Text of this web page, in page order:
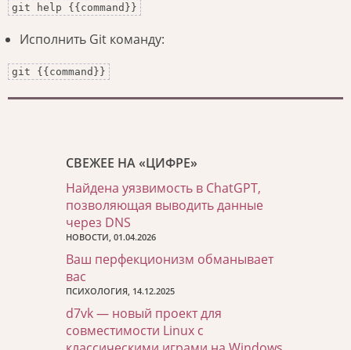
git help {{command}}
Исполнить Git команду:
git {{command}}
СВЕЖЕЕ НА «ЦИФРЕ»
Найдена уязвимость в ChatGPT,
позволяющая выводить данные
через DNS
НОВОСТИ, 01.04.2026
Ваш перфекционизм обманывает
вас
ПСИХОЛОГИЯ, 14.12.2025
d7vk — новый проект для
совместимости Linux с